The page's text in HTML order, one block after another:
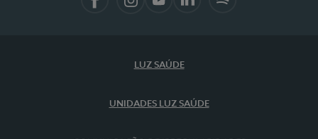
LUZ SAÚDE
UNIDADES LUZ SAÚDE